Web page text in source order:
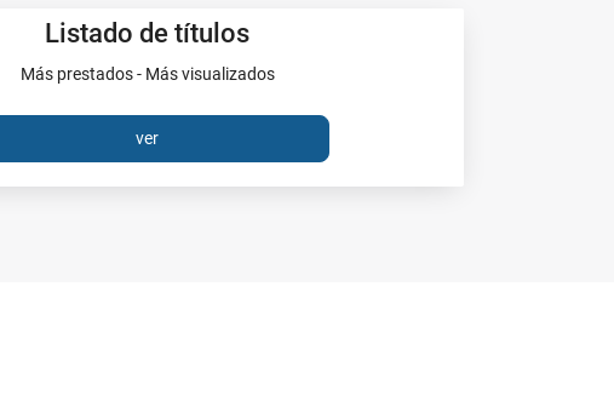
Listado de títulos
Más prestados - Más visualizados
ver